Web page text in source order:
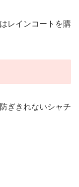
レインコートを購
ぎきれないシャチ